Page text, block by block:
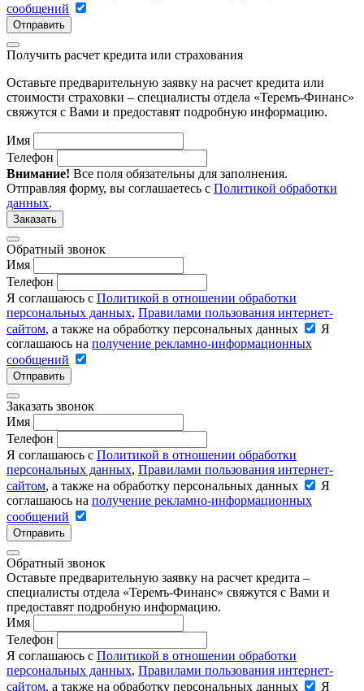
сообщений
Отправить
Получить расчет кредита или страхования
Оставьте предварительную заявку на расчет кредита или
стоимости страховки – специалисты отдела «Теремъ-Финанс»
свяжутся с Вами и предоставят подробную информацию.
Имя
Телефон
Внимание! Все поля обязательны для заполнения.
Отправляя форму, вы соглашаетесь с Политикой обработки
данных.
Заказать
Обратный звонок
Имя
Телефон
Я соглашаюсь с Политикой в отношении обработки
персональных данных, Правилами пользования интернет-
сайтом, а также на обработку персональных данных
Я
соглашаюсь на получение рекламно-информационных
сообщений
Отправить
Заказать звонок
Имя
Телефон
Я соглашаюсь с Политикой в отношении обработки
персональных данных, Правилами пользования интернет-
сайтом, а также на обработку персональных данных
Я
соглашаюсь на получение рекламно-информационных
сообщений
Отправить
Обратный звонок
Оставьте предварительную заявку на расчет кредита –
специалисты отдела «Теремъ-Финанс» свяжутся с Вами и
предоставят подробную информацию.
Имя
Телефон
Я соглашаюсь с Политикой в отношении обработки
персональных данных, Правилами пользования интернет-
сайтом, а также на обработку персональных данных
Я